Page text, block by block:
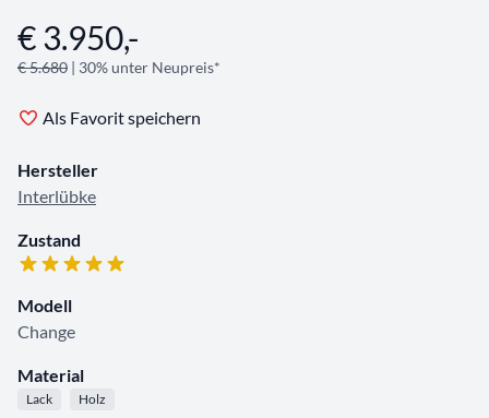
Angebotsinformationen
€ 3.950,-
€ 5.680 | 30% unter Neupreis*
Als Favorit speichern
Hersteller
Interlübke
Zustand
Modell
Change
Material
Lack Holz